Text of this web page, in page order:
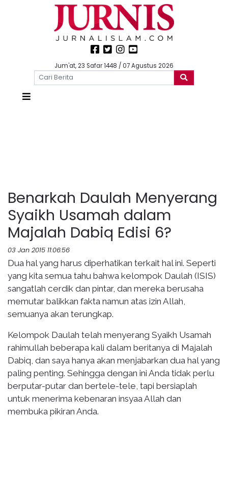
Jum'at, 23 Safar 1448 / 07 Agustus 2026
Benarkah Daulah Menyerang
Syaikh Usamah dalam
Majalah Dabiq Edisi 6?
03 Jan 2015 11:06:56
Dua hal yang harus diperhatikan terkait hal ini. Seperti
yang kita semua tahu bahwa kelompok Daulah (ISIS)
sangatlah cerdik dan pintar, dan mereka berusaha
memutar balikkan fakta namun atas izin Allah,
semuanya akan terungkap.
Kelompok Daulah telah menyerang Syaikh Usamah
rahimullah beberapa kali dalam beritanya di Majalah
Dabiq, dan saya hanya akan menjabarkan dua hal yang
paling penting. Sehingga dengan ini Anda tidak perlu
berputar-putar dan bertele-tele, tapi bersiaplah
untuk menerima kebenaran insyaa Allah dan
membuka pikiran Anda.